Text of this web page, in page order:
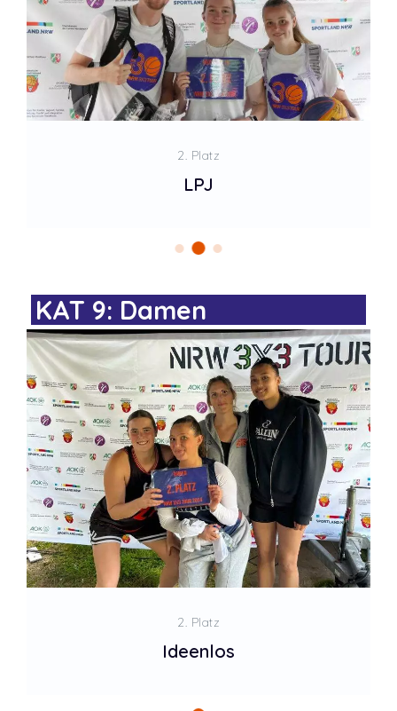
2. Platz
LPJ
KAT 9: Damen
2. Platz
Ideenlos